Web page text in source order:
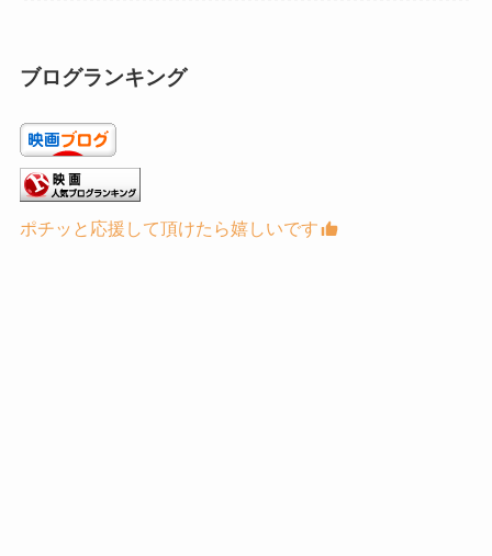
ブログランキング
ポチッと応援して頂けたら嬉しいです